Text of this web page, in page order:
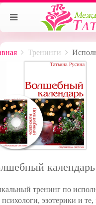
Тренинги
календарь
тренинг по
эзотерики и